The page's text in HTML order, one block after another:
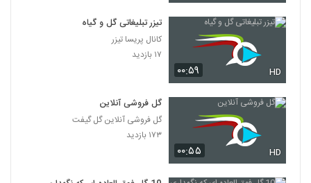
۰۰:۵۹ HD
تیزر تبلیغاتی گل و گیاه
کانال پریسا تیزر
۱۷ بازدید
۰۰:۵۵ HD
گل فروشی آنلاین
گل فروشی آنلاین گل گیفت
۱۷۳ بازدید